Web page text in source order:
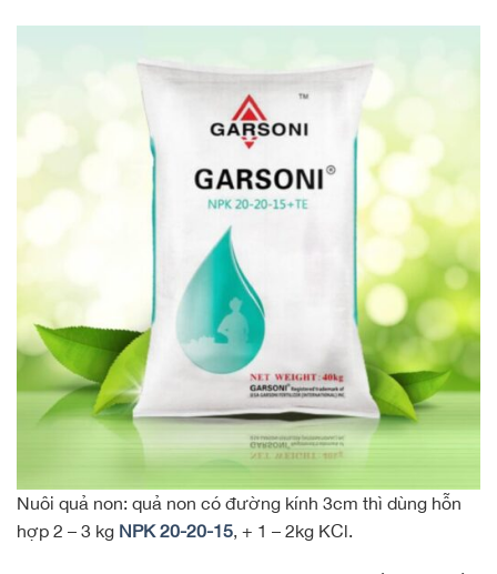
Nuôi quả non: quả non có đường kính 3cm thì dùng hỗn
hợp 2 – 3 kg NPK 20-20-15, + 1 – 2kg KCl.